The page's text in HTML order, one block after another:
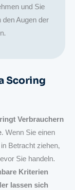
und Sie
Augen der
Scoring
Verbrauchern
. Wenn Sie einen
in Betracht ziehen,
Sie handeln.
Kriterien
lassen sich